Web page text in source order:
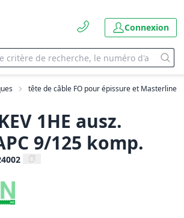
Connexion
tête de câble FO pour épissure et Masterline
1HE ausz.
9/125 komp.